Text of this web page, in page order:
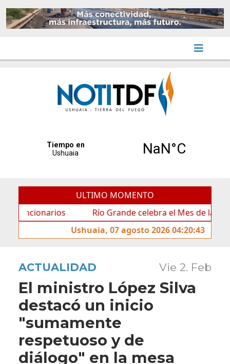
ULTIMO MOMENTO
Río Grande celebra el Mes de las Infancias
Ushuaia, 07 agosto 2026 04:20:43
ACTUALIDAD Vie 2. Feb
El ministro López Silva
destacó un inicio
"sumamente
respetuoso y de
diálogo" en la mesa